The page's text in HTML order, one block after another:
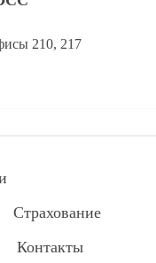
210, 217
Страхование
Контакты